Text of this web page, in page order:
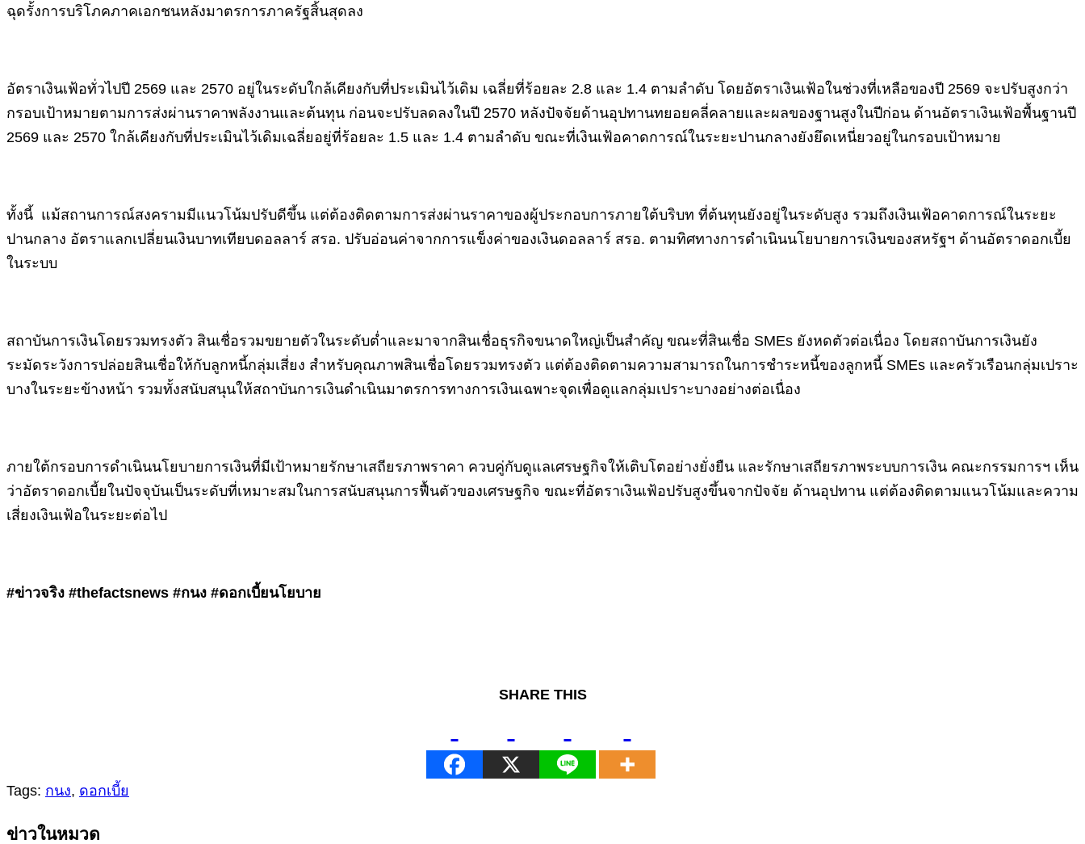
ฉุดรั้งการบริโภคภาคเอกชนหลังมาตรการภาครัฐสิ้นสุดลง
อัตราเงินเฟ้อทั่วไปปี 2569 และ 2570 อยู่ในระดับใกล้เคียงกับที่ประเมินไว้เดิม เฉลี่ยที่ร้อยละ 2.8 และ 1.4 ตามลำดับ โดยอัตราเงินเฟ้อในช่วงที่เหลือของปี 2569 จะปรับสูงกว่า
กรอบเป้าหมายตามการส่งผ่านราคาพลังงานและต้นทุน ก่อนจะปรับลดลงในปี 2570 หลังปัจจัยด้านอุปทานทยอยคลี่คลายและผลของฐานสูงในปีก่อน ด้านอัตราเงินเฟ้อพื้นฐานปี
2569 และ 2570 ใกล้เคียงกับที่ประเมินไว้เดิมเฉลี่ยอยู่ที่ร้อยละ 1.5 และ 1.4 ตามลำดับ ขณะที่เงินเฟ้อคาดการณ์ในระยะปานกลางยังยึดเหนี่ยวอยู่ในกรอบเป้าหมาย
ทั้งนี้ แม้สถานการณ์สงครามมีแนวโน้มปรับดีขึ้น แต่ต้องติดตามการส่งผ่านราคาของผู้ประกอบการภายใต้บริบท ที่ต้นทุนยังอยู่ในระดับสูง รวมถึงเงินเฟ้อคาดการณ์ในระยะ
ปานกลาง อัตราแลกเปลี่ยนเงินบาทเทียบดอลลาร์ สรอ. ปรับอ่อนค่าจากการแข็งค่าของเงินดอลลาร์ สรอ. ตามทิศทางการดำเนินนโยบายการเงินของสหรัฐฯ ด้านอัตราดอกเบี้ย
ในระบบ
สถาบันการเงินโดยรวมทรงตัว สินเชื่อรวมขยายตัวในระดับต่ำและมาจากสินเชื่อธุรกิจขนาดใหญ่เป็นสำคัญ ขณะที่สินเชื่อ SMEs ยังหดตัวต่อเนื่อง โดยสถาบันการเงินยัง
ระมัดระวังการปล่อยสินเชื่อให้กับลูกหนี้กลุ่มเสี่ยง สำหรับคุณภาพสินเชื่อโดยรวมทรงตัว แต่ต้องติดตามความสามารถในการชำระหนี้ของลูกหนี้ SMEs และครัวเรือนกลุ่มเปราะ
บางในระยะข้างหน้า รวมทั้งสนับสนุนให้สถาบันการเงินดำเนินมาตรการทางการเงินเฉพาะจุดเพื่อดูแลกลุ่มเปราะบางอย่างต่อเนื่อง
ภายใต้กรอบการดำเนินนโยบายการเงินที่มีเป้าหมายรักษาเสถียรภาพราคา ควบคู่กับดูแลเศรษฐกิจให้เติบโตอย่างยั่งยืน และรักษาเสถียรภาพระบบการเงิน คณะกรรมการฯ เห็น
ว่าอัตราดอกเบี้ยในปัจจุบันเป็นระดับที่เหมาะสมในการสนับสนุนการฟื้นตัวของเศรษฐกิจ ขณะที่อัตราเงินเฟ้อปรับสูงขึ้นจากปัจจัย ด้านอุปทาน แต่ต้องติดตามแนวโน้มและความ
เสี่ยงเงินเฟ้อในระยะต่อไป
#ข่าวจริง #thefactsnews #กนง #ดอกเบี้ยนโยบาย
SHARE THIS
Tags: กนง, ดอกเบี้ย
Continue
ข่าวในหมวด